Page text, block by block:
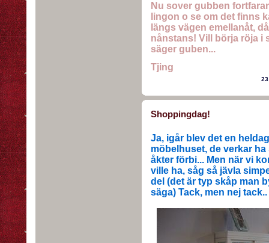
Nu sover gubben
lingon o se om det finns
längs vägen emellanåt,
nånstans! Vill börja röja i
säger guben...
Tjing
Shoppingdag!
Ja, igår blev det en
möbelhuset, de verkar
åkter förbi... Men när vi
ville ha, såg så jävla
del (det är typ skåp man
säga) Tack, men nej tack..